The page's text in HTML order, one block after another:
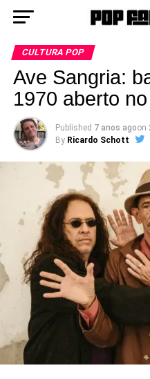
CULTURA POP
Ave Sangria:
1970 aberto
Published 7 anos agoon
By Ricardo Schott